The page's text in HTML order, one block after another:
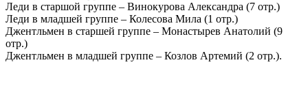
Леди в старшой группе – Винокурова Александра (7 отр.)
Леди в младшей группе – Колесова Мила (1 отр.)
Джентльмен в старшей группе – Монастырев Анатолий (9
отр.)
Джентльмен в младшей группе – Козлов Артемий (2 отр.).